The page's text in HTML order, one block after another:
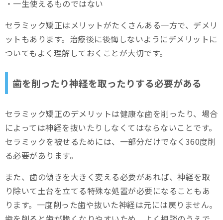
・一生使えるものではない
セラミック矯正はメリットがたくさんある一方で、デメリ
ットもあります。治療後に後悔しないようにデメリットに
ついてもよく理解しておくことが大切です。
歯を削ったり神経を取ったりする必要がある
セラミック矯正のデメリットは健康な歯を削ったり、場合
によっては神経を抜いたりしなくてはならないことです。
セラミックを被せるためには、一部分だけでなく360度削
る必要があります。
また、歯の傾きを大きく変える必要があれば、神経を取
り除いて土台を立てる特殊な処置が必要になることもあ
ります。一度削った歯や抜いた神経は元には戻りません。